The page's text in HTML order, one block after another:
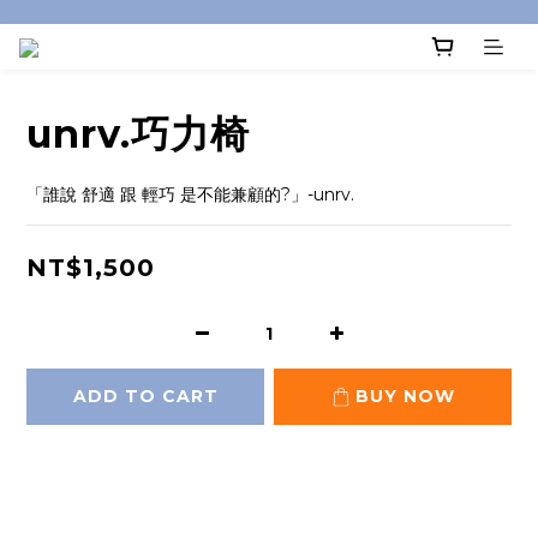
unrv.巧力椅
「誰說 舒適 跟 輕巧 是不能兼顧的?」-unrv.
NT$1,500
ADD TO CART BUY NOW